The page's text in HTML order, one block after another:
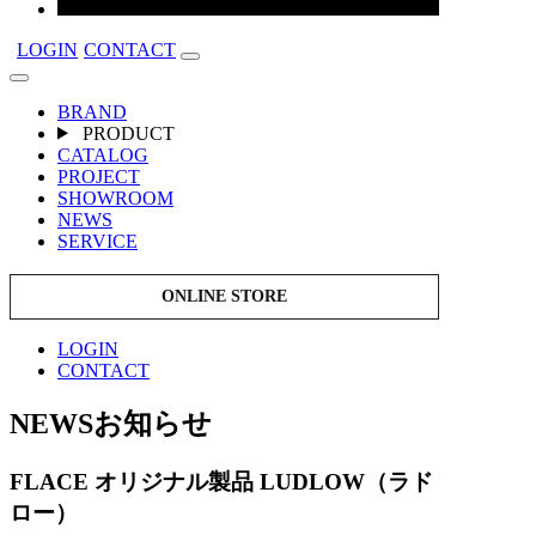
LOGIN CONTACT
BRAND
PRODUCT
CATALOG
PROJECT
SHOWROOM
NEWS
SERVICE
ONLINE STORE
LOGIN
CONTACT
NEWSお知らせ
FLACE オリジナル製品 LUDLOW（ラド
ロー）